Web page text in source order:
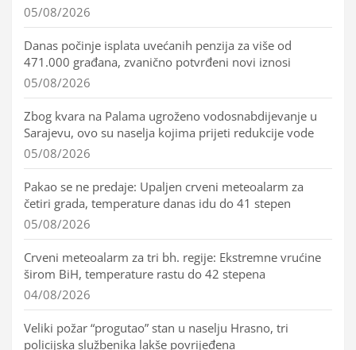
05/08/2026
Danas počinje isplata uvećanih penzija za više od
471.000 građana, zvanično potvrđeni novi iznosi
05/08/2026
Zbog kvara na Palama ugroženo vodosnabdijevanje u
Sarajevu, ovo su naselja kojima prijeti redukcije vode
05/08/2026
Pakao se ne predaje: Upaljen crveni meteoalarm za
četiri grada, temperature danas idu do 41 stepen
05/08/2026
Crveni meteoalarm za tri bh. regije: Ekstremne vrućine
širom BiH, temperature rastu do 42 stepena
04/08/2026
Veliki požar “progutao” stan u naselju Hrasno, tri
policijska službenika lakše povrijeđena